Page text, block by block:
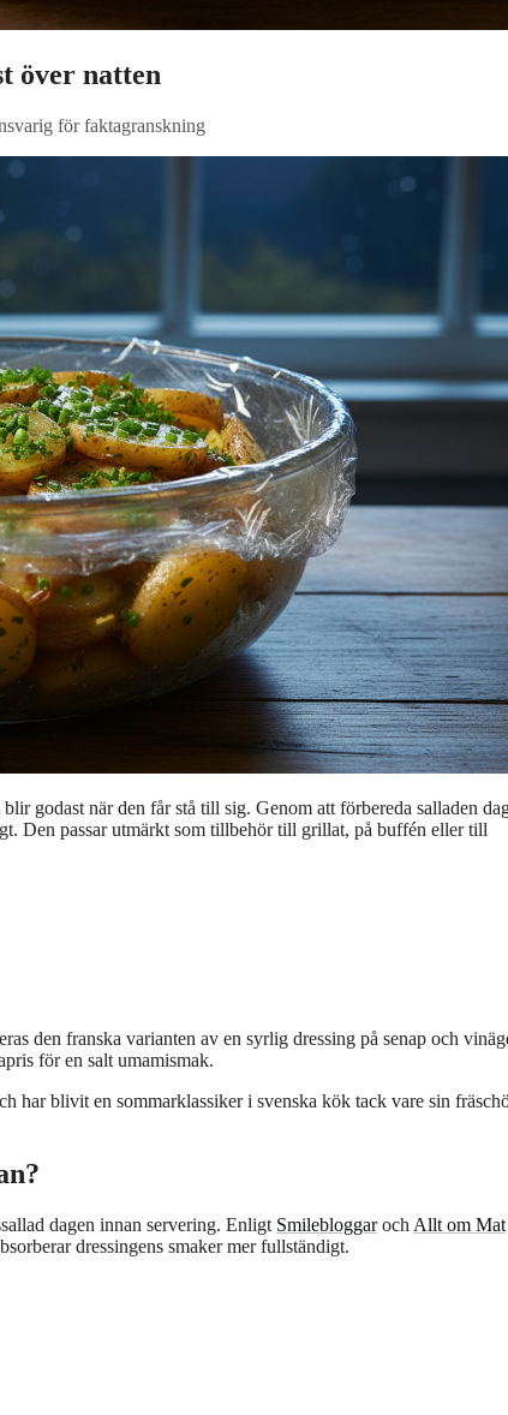
över natten
för faktagranskning
godast när den får stå till sig. Genom att förbereda salladen
Den passar utmärkt som tillbehör till grillat, på buffén eller till
den franska varianten av en syrlig dressing på senap och
för en salt umamismak.
har blivit en sommarklassiker i svenska kök tack vare sin
dagen innan servering. Enligt Smilebloggaroch Allt om Mat
dressingens smaker mer fullständigt.